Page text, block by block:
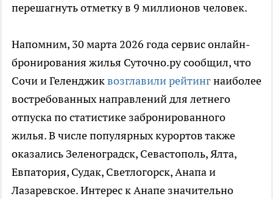
перешагнуть отметку в 9 миллионов человек.
Напомним, 30 марта 2026 года сервис онлайн-
бронирования жилья Суточно.ру сообщил, что
Сочи и Геленджиквозглавили рейтингнаиболее
востребованных направлений для летнего
отпуска по статистике забронированного
жилья. В числе популярных курортов также
оказались Зеленоградск, Севастополь, Ялта,
Евпатория, Судак, Светлогорск, Анапа и
Лазаревское. Интерес к Анапе значительно